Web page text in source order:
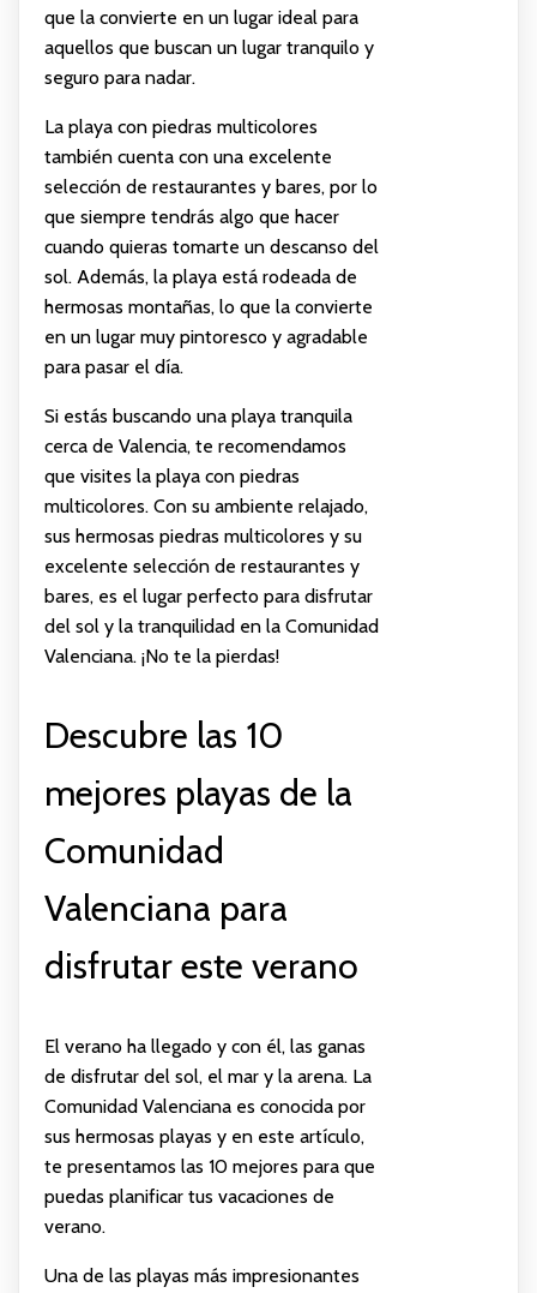
que la convierte en un lugar ideal para
aquellos que buscan un lugar tranquilo y
seguro para nadar.
La playa con piedras multicolores
también cuenta con una excelente
selección de restaurantes y bares, por lo
que siempre tendrás algo que hacer
cuando quieras tomarte un descanso del
sol. Además, la playa está rodeada de
hermosas montañas, lo que la convierte
en un lugar muy pintoresco y agradable
para pasar el día.
Si estás buscando una playa tranquila
cerca de Valencia, te recomendamos
que visites la playa con piedras
multicolores. Con su ambiente relajado,
sus hermosas piedras multicolores y su
excelente selección de restaurantes y
bares, es el lugar perfecto para disfrutar
del sol y la tranquilidad en la Comunidad
Valenciana. ¡No te la pierdas!
Descubre las 10
mejores playas de la
Comunidad
Valenciana para
disfrutar este verano
El verano ha llegado y con él, las ganas
de disfrutar del sol, el mar y la arena. La
Comunidad Valenciana es conocida por
sus hermosas playas y en este artículo,
te presentamos las 10 mejores para que
puedas planificar tus vacaciones de
verano.
Una de las playas más impresionantes